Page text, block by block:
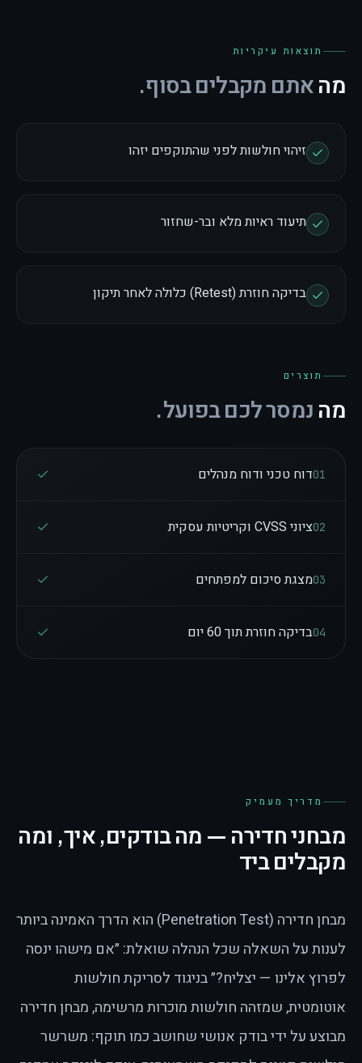
תוצאות עיקריות
מה אתם מקבלים בסוף.
זיהוי חולשות לפני שהתוקפים יזהו
תיעוד ראיות מלא ובר-שחזור
בדיקה חוזרת (Retest) כלולה לאחר תיקון
תוצרים
מה נמסר לכם בפועל.
01 דוח טכני ודוח מנהלים
02 ציוני CVSS וקריטיות עסקית
03 מצגת סיכום למפתחים
04 בדיקה חוזרת תוך 60 יום
מדריך מעמיק
מבחני חדירה — מה בודקים, איך, ומה
מקבלים ביד
מבחן חדירה (Penetration Test) הוא הדרך האמינה ביותר
לענות על השאלה שכל הנהלה שואלת: ״אם מישהו ינסה
לפרוץ אלינו — יצליח?״ בניגוד לסריקת חולשות
אוטומטית, שמזהה חולשות מוכרות מרשימה, מבחן חדירה
מבוצע על ידי בודק אנושי שחושב כמו תוקף: משרשר